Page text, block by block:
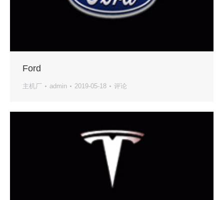
Ford
主机厂 admin 2019-05-18 评论